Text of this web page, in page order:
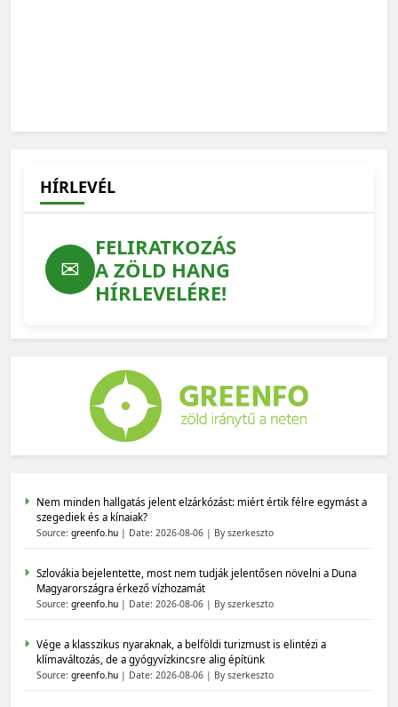
HÍRLEVÉL
✉
FELIRATKOZÁS
A ZÖLD HANG
HÍRLEVELÉRE!
Nem minden hallgatás jelent elzárkózást: miért értik félre egymást a
szegediek és a kínaiak?
Source: greenfo.hu Date: 2026-08-06 By szerkeszto
Szlovákia bejelentette, most nem tudják jelentősen növelni a Duna
Magyarországra érkező vízhozamát
Source: greenfo.hu Date: 2026-08-06 By szerkeszto
Vége a klasszikus nyaraknak, a belföldi turizmust is elintézi a
klímaváltozás, de a gyógyvízkincsre alig építünk
Source: greenfo.hu Date: 2026-08-06 By szerkeszto